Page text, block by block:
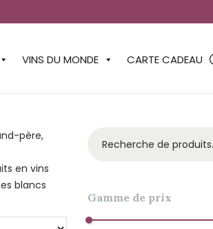
VINS DU MONDE CARTE CADEAU
père,
en vins
blancs
Gamme de prix